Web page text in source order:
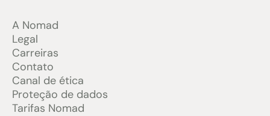
A Nomad
Legal
Carreiras
Contato
Canal de ética
Proteção de dados
Tarifas Nomad